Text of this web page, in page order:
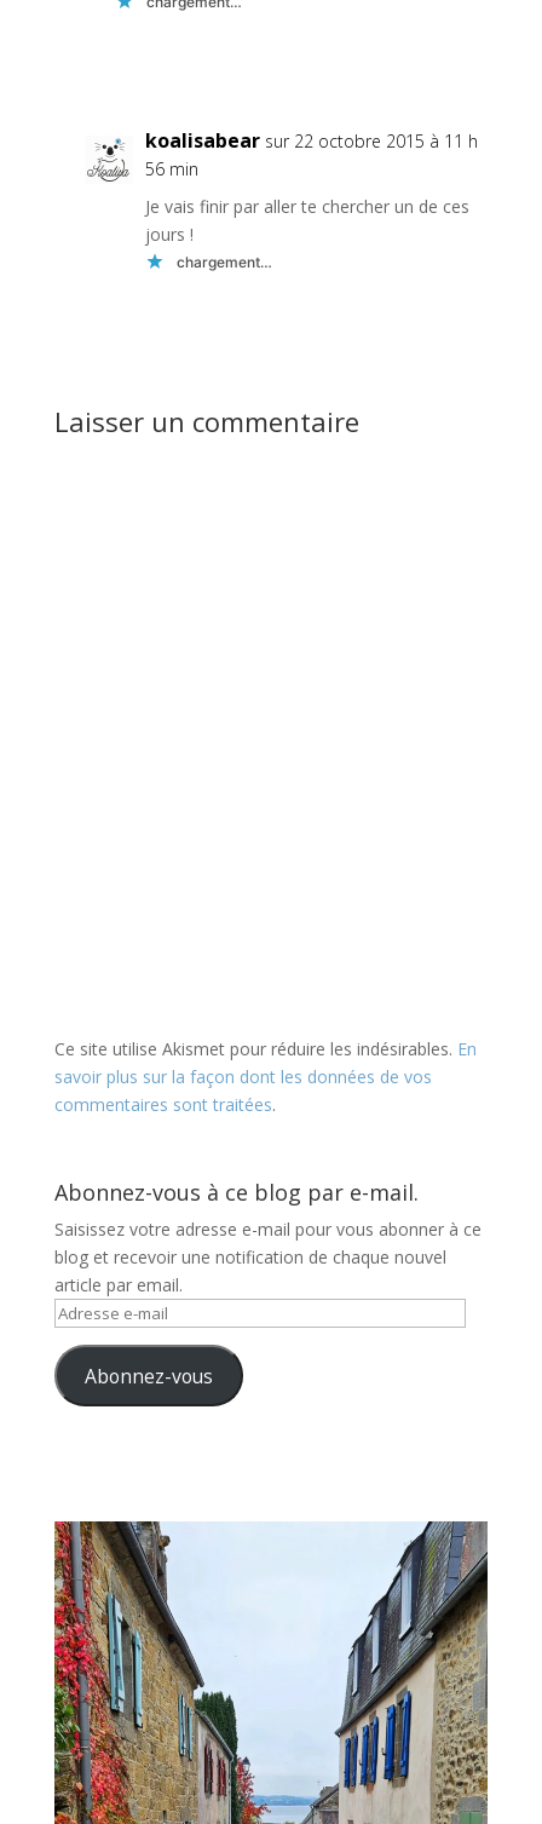
koalisabear sur 22 octobre 2015 à 11 h
56 min
Je vais finir par aller te chercher un de ces
jours !
chargement…
Laisser un commentaire
Ce site utilise Akismet pour réduire les indésirables. En
savoir plus sur la façon dont les données de vos
commentaires sont traitées.
Abonnez-vous à ce blog par e-mail.
Saisissez votre adresse e-mail pour vous abonner à ce
blog et recevoir une notification de chaque nouvel
article par email.
Adresse
mail Abonnez-vous